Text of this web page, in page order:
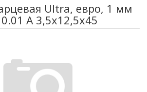
Ultra, eвро, 1 мм
А 3,5х12,5х45